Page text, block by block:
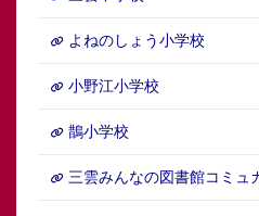
よねのしょう小学校
小野江小学校
鵲小学校
三雲みんなの図書館コミュ